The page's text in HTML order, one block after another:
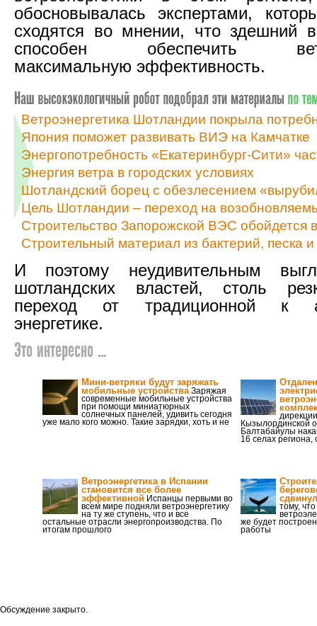
обосновывалась экспертами,
сходятся во мнении, что здешний
способен обеспечить
максимальную эффективность.
Ветроэнергетика Шотландии покрыла
Япония поможет развивать ВИЭ на Камчатке
Энергопотребность «Екатеринбург-Сити»
Энергия ветра в городских условиях
Шотландский борец с обезлесением
Цель Шотландии – переход на
Строительство Запорожской ВЭС обойдется
Строительный материал из бактерий, песка
И поэтому неудивительным
шотландских властей, столь
переход от традиционной к
энергетике.
Это интересно ...
Мини-ветряки будут заряжать
мобильные устройстваЗаряжая
современные мобильные устройства
при помощи миниатюрных
солнечных панелей, удивить сегодня
уже мало кого можно. Такие зарядки, хоть и не Кызылординской
Балтабайулы
16 селах
Ветроэнергетика в Испании
становится все более
эффективной Испанцы первыми во
всем мире подняли ветроэнергетику
на ту же ступень, что и все
остальные отрасли энергопроизводства. По
итогам прошлого
тому,
же будет
работы
Обсуждение закрыто.